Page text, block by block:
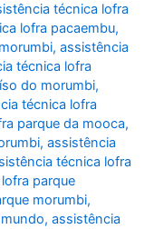
técnica lofra
lofra pacaembu,
,assistência
técnica lofra
do morumbi,
técnica lofra
parque da mooca,
,assistência
técnica lofra
parque
morumbi,
,assistência